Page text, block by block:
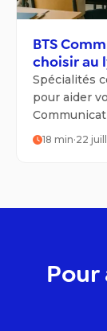
BTS
choisir au
Spécialités
pour aider
18 min·22